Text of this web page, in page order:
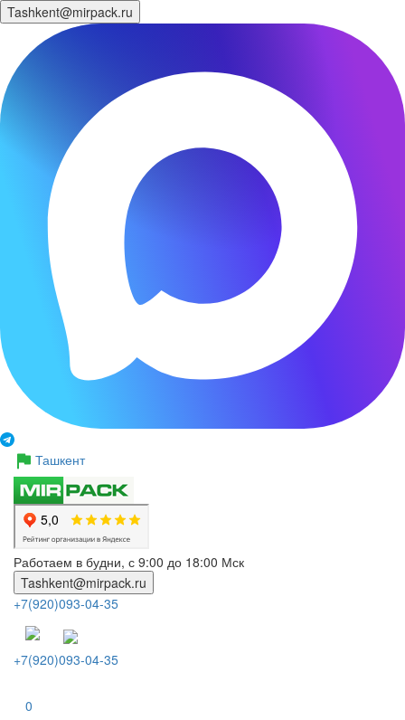
Tashkent@mirpack.ru
Ташкент
Работаем в будни, с 9:00 до 18:00 Мск
Tashkent@mirpack.ru
+7(920)093-04-35
+7(920)093-04-35
0